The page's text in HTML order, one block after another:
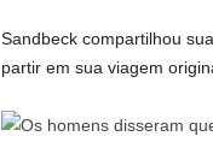
Sandbeck compartilhou
partir em sua viagem